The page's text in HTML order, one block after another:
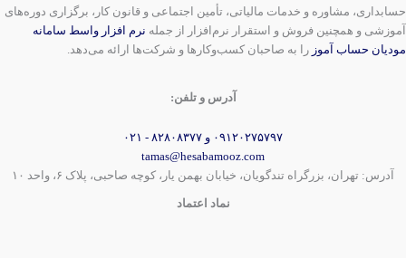
حسابداری، مشاوره و خدمات مالیاتی، تأمین اجتماعی و قانون کار، برگزاری دوره‌های
آموزشی و همچنین فروش و استقرار نرم‌افزار از جمله نرم افزار واسط سامانه
مودیان حساب آموز را به صاحبان کسب‌وکارها و شرکت‌ها ارائه می‌دهد.
آدرس و تلفن:
۰۹۱۲۰۲۷۵۷۹۷ و ۸۲۸۰۸۳۷۷ - ۰۲۱
tamas@hesabamooz.com
آدرس: تهران، بزرگراه تندگویان، خیابان بهمن یار، کوچه صاحبی، پلاک ۶، واحد ۱۰
نماد اعتماد